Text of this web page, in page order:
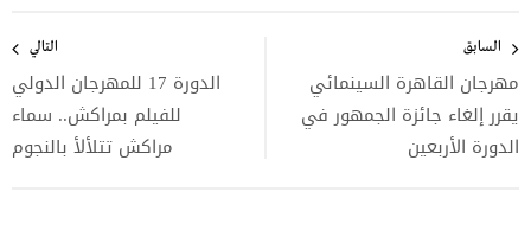
المقالات
السابق
مهرجان القاهرة السينمائي
يقرر إلغاء جائزة الجمهور في
الدورة الأربعين
التالي
الدورة 17 للمهرجان الدولي
للفيلم بمراكش.. ‫سماء
مراكش تتلألأ بالنجوم